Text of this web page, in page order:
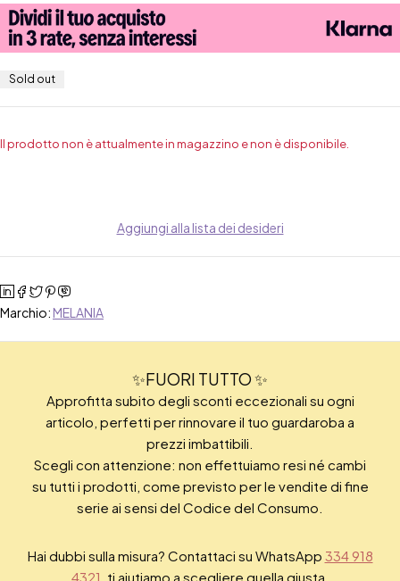
Sold out
Il prodotto non è attualmente in magazzino e non è disponibile.
Aggiungi alla lista dei desideri
Marchio: MELANIA
✨FUORI TUTTO ✨
Approfitta subito degli sconti eccezionali su ogni
articolo, perfetti per rinnovare il tuo guardaroba a
prezzi imbattibili.
Scegli con attenzione: non effettuiamo resi né cambi
su tutti i prodotti, come previsto per le vendite di fine
serie ai sensi del Codice del Consumo.
Hai dubbi sulla misura? Contattaci su WhatsApp 334 918
4321 , ti aiutiamo a scegliere quella giusta.